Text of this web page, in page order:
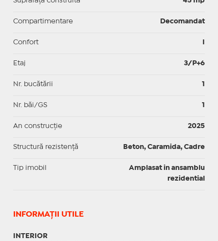
Compartimentare Decomandat
Confort
Etaj 3/P+6
Nr. bucătării 1
Nr. băi/GS 1
An construcție 2025
Structură rezistență Beton, Caramida, Cadre
Tip imobil
Amplasat in ansamblu
rezidential
INFORMAŢII UTILE
INTERIOR